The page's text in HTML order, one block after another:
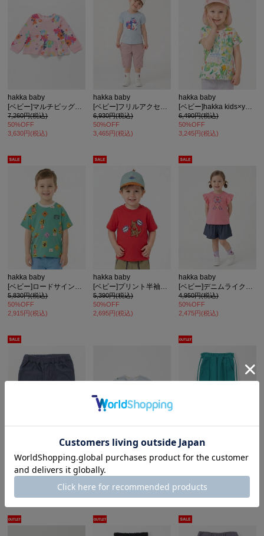
hakka baby
[ベビー]マルチビッグフラワープリントインレイトレーナー
7,260円(税込)
50%OFF
3,630円(税込)
hakka baby
[ベビー]フリルアクセント6分丈スリムパンツ
6,930円(税込)
50%OFF
3,465円(税込)
hakka baby
[ベビー]hakka kids×yuko maegawa 32/-天竺はるのオーケストラプリントTシャツ
6,490円(税込)
50%OFF
3,245円(税込)
hakka baby
[ベビー]ロードサインプリント半袖Tシャツ
5,830円(税込)
50%OFF
2,915円(税込)
hakka baby
[ベビー]プリント半袖Tシャツ
5,390円(税込)
50%OFF
2,695円(税込)
hakka baby
[ベビー]デニムライクキュロットスカート
4,950円(税込)
50%OFF
2,475円(税込)
hakka baby
[ベビー]デニムライクパンツ
4,400円(税込)
hakka baby
6,930円(税込)
hakka baby
7,590円(税込)
60%OFF